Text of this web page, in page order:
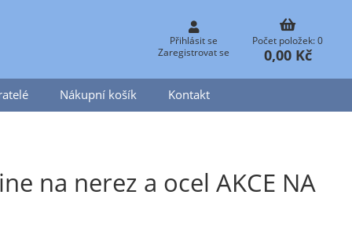
Přihlásit se
Zaregistrovat se
Počet položek: 0
0,00 Kč
Nákupní košík Kontakt
na nerez a ocel AKCE NA